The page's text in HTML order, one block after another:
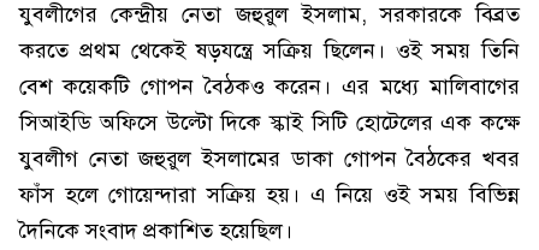
যুবলীগের কেন্দ্রীয় নেতা জহুরুল ইসলাম, সরকারকে বিব্রত
করতে প্রথম থেকেই ষড়যন্ত্রে সক্রিয় ছিলেন। ওই সময় তিনি
বেশ কয়েকটি গোপন বৈঠকও করেন। এর মধ্যে মালিবাগের
সিআইডি অফিসে উল্টো দিকে স্কাই সিটি হোটেলের এক কক্ষে
যুবলীগ নেতা জহুরুল ইসলামের ডাকা গোপন বৈঠকের খবর
ফাঁস হলে গোয়েন্দারা সক্রিয় হয়। এ নিয়ে ওই সময় বিভিন্ন
দৈনিকে সংবাদ প্রকাশিত হয়েছিল।